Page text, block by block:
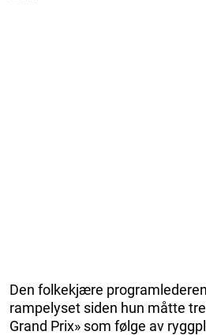
Den folkekjære
rampelyset siden hun måtte
Grand Prix» som følge av